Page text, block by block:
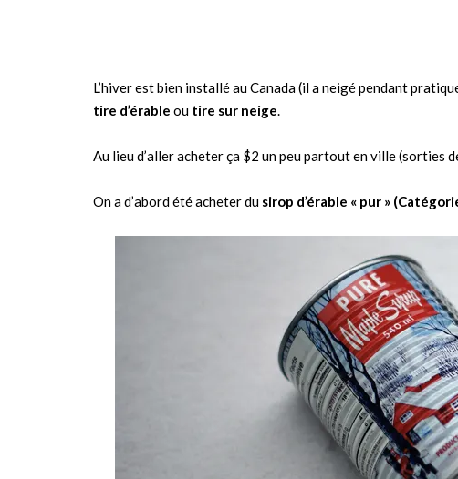
L’hiver est bien installé au Canada (il a neigé pendant
tire d’érable ou tire sur neige.
Au lieu d’aller acheter ça $2 un peu partout en ville (sorties
On a d’abord été acheter du sirop d’érable « pur »